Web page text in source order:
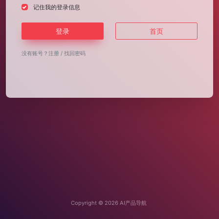
记住我的登录信息
登录 首页
没有账号？ 注册 / 找回密码
Copyright © 2026 AI产品导航